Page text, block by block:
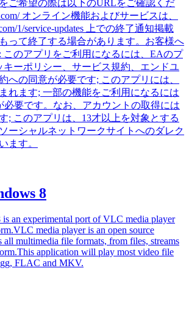
ご希望の際は以下のURLをご確認くだ
オンライン機能およびサービスは、
1/service-updates 上での終了通知掲載
って終了する場合があります。お客様へ
このアプリをご利用になるには、EAのプ
キーポリシー、サービス規約、エンドユ
への同意が必要です; このアプリには、
れます; 一部の機能をご利用になるには
必要です。なお、アカウントの取得には
; このアプリは、13才以上を対象とする
ーシャルネットワークサイトへのダレク
ます。
8
an experimental port of VLC media player
media player is an open source
all multimedia file formats, from files, streams
application will play most video file
FLAC and MKV.